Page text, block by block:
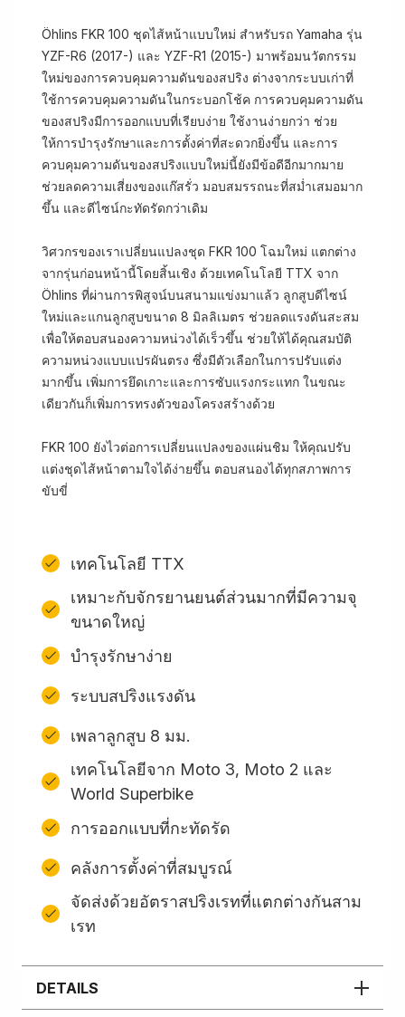
Öhlins FKR 100 ชุดไส้หน้าแบบใหม่ สำหรับรถ Yamaha รุ่น
YZF-R6 (2017-) และ YZF-R1 (2015-) มาพร้อมนวัตกรรม
ใหม่ของการควบคุมความดันของสปริง ต่างจากระบบเก่าที่
ใช้การควบคุมความดันในกระบอกโช้ค การควบคุมความดัน
ของสปริงมีการออกแบบที่เรียบง่าย ใช้งานง่ายกว่า ช่วย
ให้การบำรุงรักษาและการตั้งค่าที่สะดวกยิ่งขึ้น และการ
ควบคุมความดันของสปริงแบบใหม่นี้ยังมีข้อดีอีกมากมาย
ช่วยลดความเสี่ยงของแก๊สรั่ว มอบสมรรถนะที่สม่ำเสมอมาก
ขึ้น และดีไซน์กะทัดรัดกว่าเดิม
วิศวกรของเราเปลี่ยนแปลงชุด FKR 100 โฉมใหม่ แตกต่าง
จากรุ่นก่อนหน้านี้โดยสิ้นเชิง ด้วยเทคโนโลยี TTX จาก
Öhlins ที่ผ่านการพิสูจน์บนสนามแข่งมาแล้ว ลูกสูบดีไซน์
ใหม่และแกนลูกสูบขนาด 8 มิลลิเมตร ช่วยลดแรงดันสะสม
เพื่อให้ตอบสนองความหน่วงได้เร็วขึ้น ช่วยให้ได้คุณสมบัติ
ความหน่วงแบบแปรผันตรง ซึ่งมีตัวเลือกในการปรับแต่ง
มากขึ้น เพิ่มการยึดเกาะและการซับแรงกระแทก ในขณะ
เดียวกันก็เพิ่มการทรงตัวของโครงสร้างด้วย
FKR 100 ยังไวต่อการเปลี่ยนแปลงของแผ่นชิม ให้คุณปรับ
แต่งชุดไส้หน้าตามใจได้ง่ายขึ้น ตอบสนองได้ทุกสภาพการ
ขับขี่
เทคโนโลยี TTX
เหมาะกับจักรยานยนต์ส่วนมากที่มีความจุ
ขนาดใหญ่
บำรุงรักษาง่าย
ระบบสปริงแรงดัน
เพลาลูกสูบ 8 มม.
เทคโนโลยีจาก Moto 3, Moto 2 และ
World Superbike
การออกแบบที่กะทัดรัด
คลังการตั้งค่าที่สมบูรณ์
จัดส่งด้วยอัตราสปริงเรทที่แตกต่างกันสาม
เรท
DETAILS